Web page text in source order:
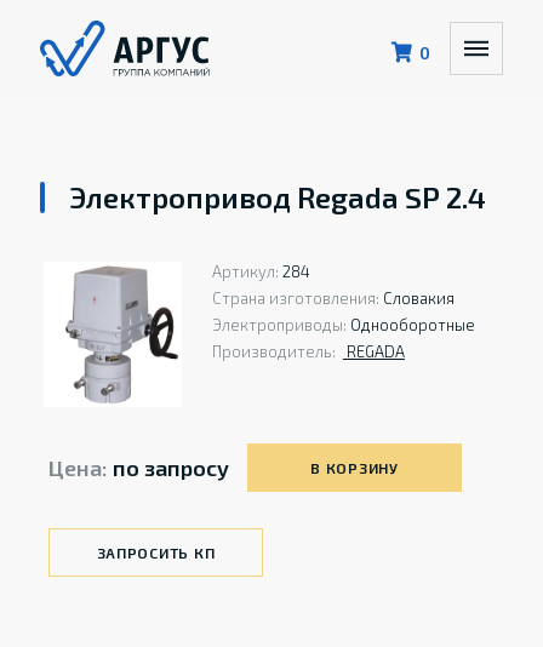
0
Электропривод Regada SP 2.4
Артикул: 284
Страна изготовления: Словакия
Электроприводы: Однооборотные
Производитель:
REGADA
Цена: по запросу В КОРЗИНУ
ЗАПРОСИТЬ КП